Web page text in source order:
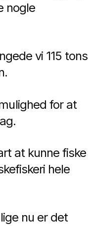
nogle
vi 115 tons
for at
at kunne fiske
hele
nu er det